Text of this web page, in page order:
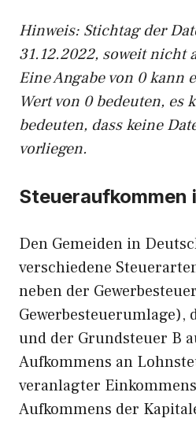
Hinweis: Stichtag der
31.12.2022, soweit nicht
Eine Angabe von 0 kann
Wert von 0 bedeuten, es
bedeuten, dass keine
vorliegen.
Steueraufkommen
Den Gemeiden in
verschiedene
neben der
Gewerbesteuerumlage),
und der Grundsteuer B
Aufkommens an
veranlagter
Aufkommens der